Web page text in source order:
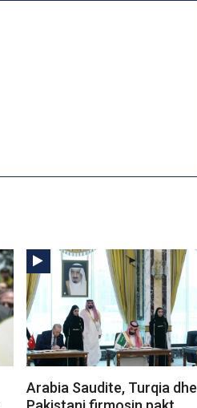
Arabia Saudite, Turqia dhe